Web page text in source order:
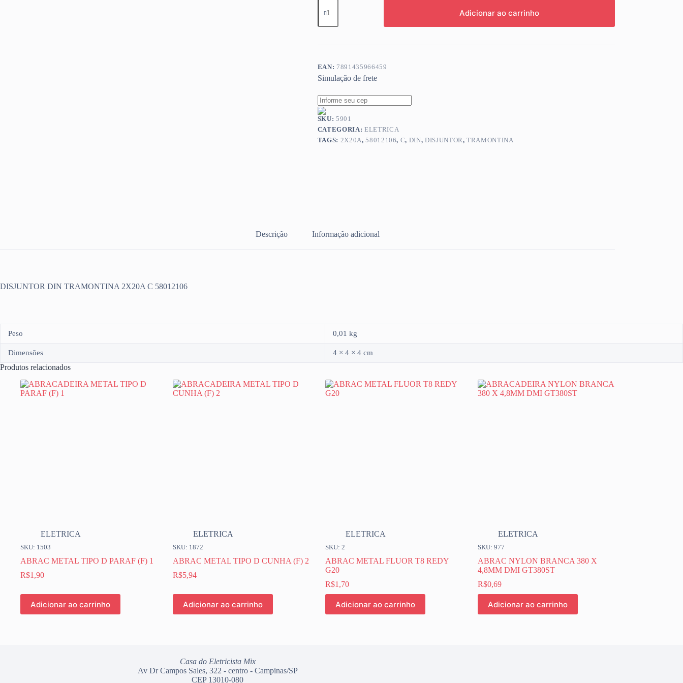
DISJ
DIN
2X20A
Adicionar ao carrinho
EAN: 7891435966459
Simulação de frete
SKU:5901
CATEGORIA: ELETRICA
TAGS: 2X20A,58012106, C, DIN,DISJUNTOR,TRAMONTINA
Descrição Informação adicional
DISJUNTOR DIN TRAMONTINA 2X20A C 58012106
Peso 0,01 kg
Dimensões 4 × 4 × 4 cm
Produtos relacionados
ELETRICA
SKU: 1503
ABRAC METAL TIPO D PARAF (F) 1
R$1,90
Adicionar ao carrinho
ELETRICA
SKU: 1872
ABRAC METAL TIPO D CUNHA (F) 2
R$5,94
Adicionar ao carrinho
ELETRICA
SKU: 2
ABRAC METAL FLUOR T8 REDY
G20
R$1,70
Adicionar ao carrinho
ELETRICA
SKU: 977
ABRAC NYLON BRANCA 380 X
4,8MM DMI GT380ST
R$0,69
Adicionar ao carrinho
Casa do Eletricista Mix
Av Dr Campos Sales, 322 - centro - Campinas/SP
CEP 13010-080